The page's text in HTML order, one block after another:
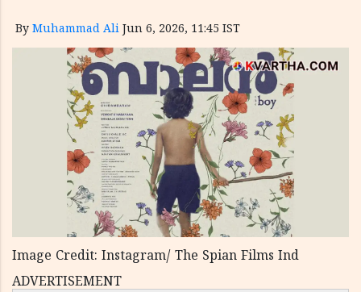
By Muhammad Ali Jun 6, 2026, 11:45 IST
Image Credit: Instagram/ The Spian Films Ind
ADVERTISEMENT